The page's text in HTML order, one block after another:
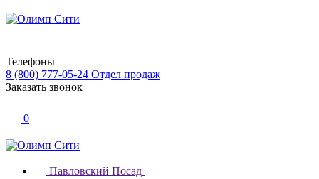
Телефоны
8 (800) 777-05-24 Отдел продаж
Заказать звонок
0
Павловский Посад